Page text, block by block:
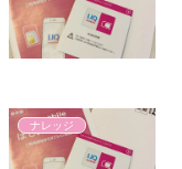
ナレッジ